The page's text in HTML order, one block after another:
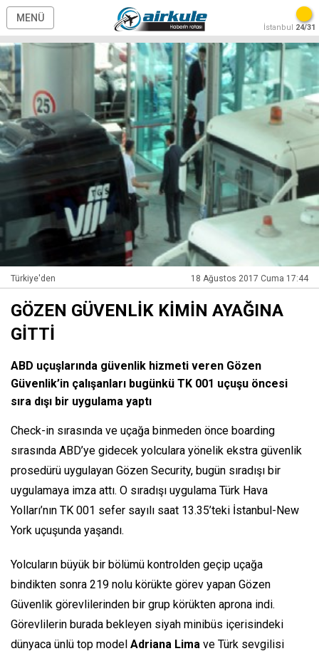
MENÜ
İstanbul 24/31
Türkiye'den 18 Ağustos 2017 Cuma 17:44
GÖZEN GÜVENLİK KİMİN AYAĞINA
GİTTİ
ABD uçuşlarında güvenlik hizmeti veren Gözen
Güvenlik’in çalışanları bugünkü TK 001 uçuşu öncesi
sıra dışı bir uygulama yaptı
Check-in sırasında ve uçağa binmeden önce boarding
sırasında ABD’ye gidecek yolculara yönelik ekstra güvenlik
prosedürü uygulayan Gözen Security, bugün sıradışı bir
uygulamaya imza attı. O sıradışı uygulama Türk Hava
Yolları’nın TK 001 sefer sayılı saat 13.35’teki İstanbul-New
York uçuşunda yaşandı.
Yolcuların büyük bir bölümü kontrolden geçip uçağa
bindikten sonra 219 nolu körükte görev yapan Gözen
Güvenlik görevlilerinden bir grup körükten aprona indi.
Görevlilerin burada bekleyen siyah minibüs içerisindeki
dünyaca ünlü top model Adriana Lima ve Türk sevgilisi